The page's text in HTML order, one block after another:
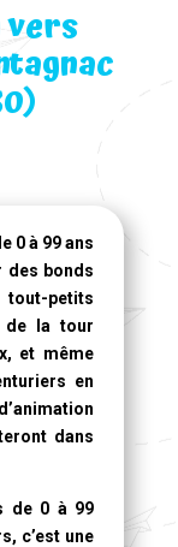
vers
0 à 99 ans
des bonds
tout-petits
de la tour
et même
en
dans
de 0 à 99
c’est une